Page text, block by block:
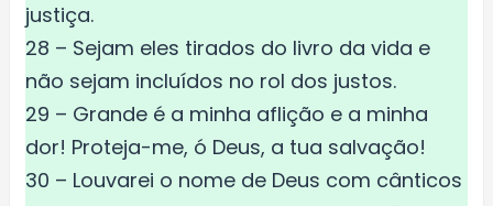
justiça.
28 – Sejam eles tirados do livro da vida e
não sejam incluídos no rol dos justos.
29 – Grande é a minha aflição e a minha
dor! Proteja-me, ó Deus, a tua salvação!
30 – Louvarei o nome de Deus com cânticos